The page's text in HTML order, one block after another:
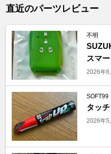
直近のパーツレビュー
不明
スマ
2026年6
SOFT99
タッ
2026年5